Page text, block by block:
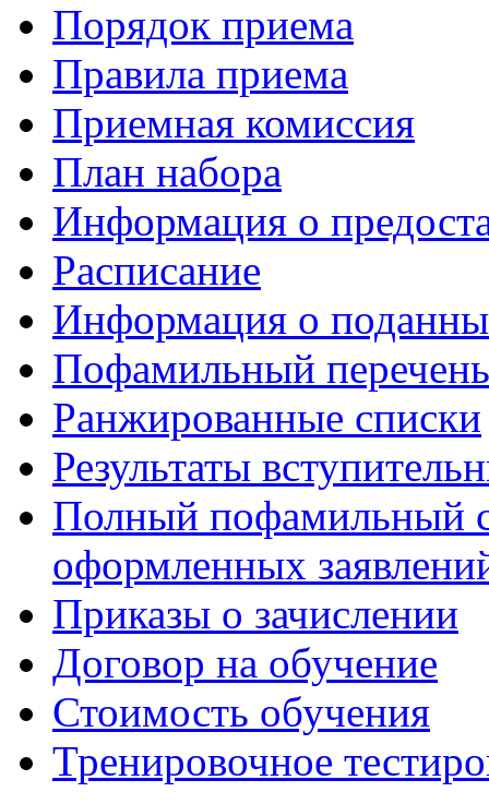
Порядок приема
Правила приема
Приемная комиссия
План набора
Информация о
Расписание
Информация о
Пофамильный
Ранжированные списки
Результаты
Полный пофамильный
оформленных
Приказы о зачислении
Договор на обучение
Стоимость обучения
Тренировочное